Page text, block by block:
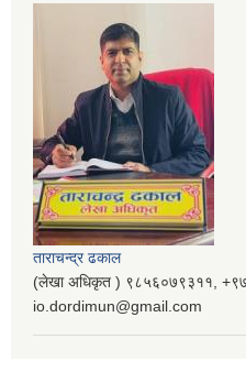
ताराचन्द्र ढकाल
(लेखा अधिकृत ) ९८५६०७९३११,
io.dordimun@gmail.com